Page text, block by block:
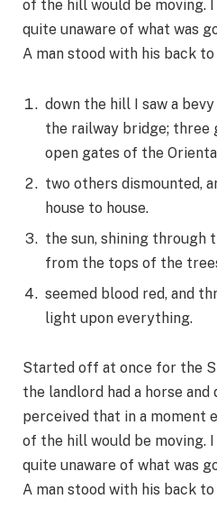
of the hill would be moving.
quite unaware of what was
A man stood with his back
down the hill I saw a
the railway bridge; three
open gates of the
two others dismounted,
house to house.
the sun, shining through
from the tops of the
seemed blood red, and
light upon everything.
Started off at once for the
the landlord had a horse and
perceived that in a moment
of the hill would be moving.
quite unaware of what was
A man stood with his back